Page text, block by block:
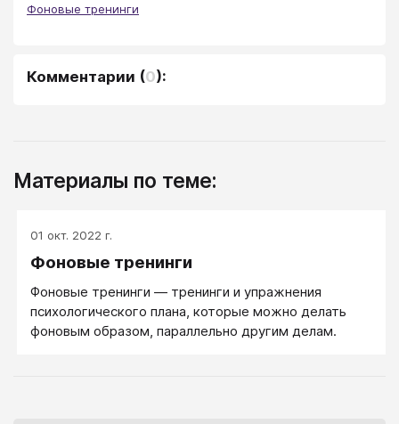
Фоновые тренинги
Комментарии (0):
Материалы по теме:
01 окт. 2022 г.
Фоновые тренинги
Фоновые тренинги ― тренинги и упражнения
психологического плана, которые можно делать
фоновым образом, параллельно другим делам.